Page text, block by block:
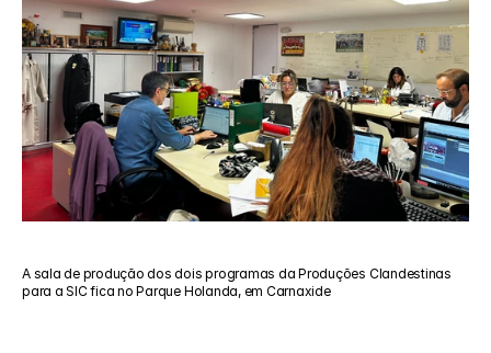
A sala de produção dos dois programas da Produções Clandestinas
para a SIC fica no Parque Holanda, em Carnaxide